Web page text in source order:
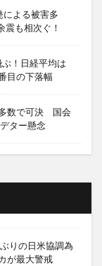
による被害多
も相次ぐ！
！日経平均は
目の下落幅
数で可決 国会
ター懸念
りの日米協調為
が最大警戒